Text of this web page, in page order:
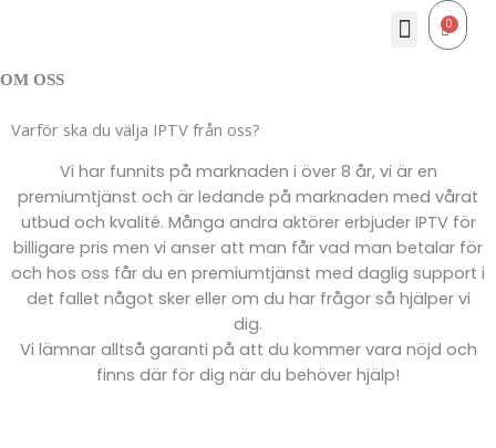
Menu
0
Cart
OM OSS
Varför ska du välja IPTV från oss?
Vi har funnits på marknaden i över 8 år, vi är en
premiumtjänst och är ledande på marknaden med vårat
utbud och kvalité. Många andra aktörer erbjuder IPTV för
billigare pris men vi anser att man får vad man betalar för
och hos oss får du en premiumtjänst med daglig support i
det fallet något sker eller om du har frågor så hjälper vi
dig.
Vi lämnar alltså garanti på att du kommer vara nöjd och
finns där för dig när du behöver hjälp!